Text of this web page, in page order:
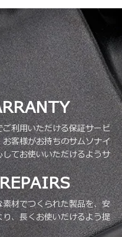
利用いただける保証サービ
客様がお持ちのサムソナイ
てお使いいただけるようサ
材でつくられた製品を、安
、長くお使いだけるよう提